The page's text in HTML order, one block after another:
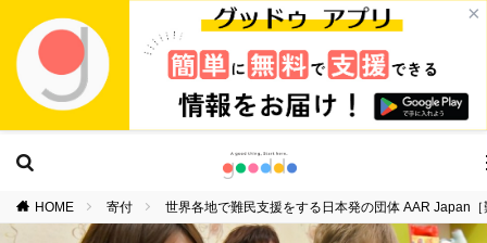
×
HOME 寄付 世界各地で難民支援をする日本発の団体 AAR Japan